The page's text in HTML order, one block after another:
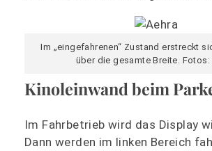
Im „eingefahrenen“ Zustand erstreckt
über die gesamte Breite. Fotos:
Kinoleinwand beim
Im Fahrbetrieb wird das Display
Dann werden im linken Bereich